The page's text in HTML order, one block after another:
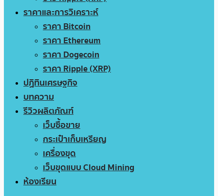
ราคาและการวิเคราะห์
ราคา Bitcoin
ราคา Ethereum
ราคา Dogecoin
ราคา Ripple (XRP)
ปฏิทินเศรษฐกิจ
บทความ
รีวิวผลิตภัณฑ์
เว็บซื้อขาย
กระเป๋าเก็บเหรียญ
เครื่องขุด
เว็บขุดแบบ Cloud Mining
ห้องเรียน